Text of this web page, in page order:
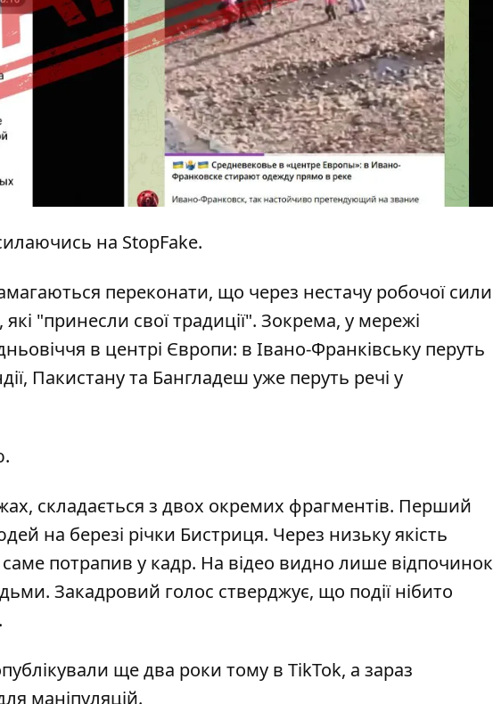
на StopFake.
переконати, що через нестачу робочої сили
"принесли свої традиції". Зокрема, у мережі
в центрі Європи: в Івано-Франківську перуть
Пакистану та Бангладеш уже перуть речі у
складається з двох окремих фрагментів. Перший
на березі річки Бистриця. Через низьку якість
потрапив у кадр. На відео видно лише відпочинок
Закадровий голос стверджує, що події нібито
ще два роки тому в TikTok, а зараз
маніпуляцій.